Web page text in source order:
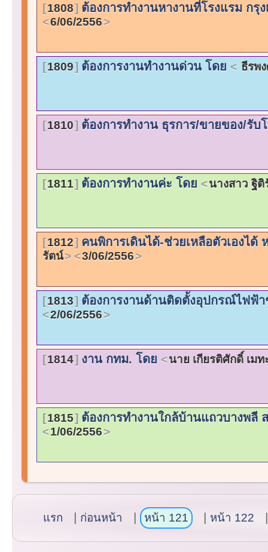
1808 ต้องการทำงานหางานที่โรงแรม กรุ
6/06/2556
1809 ต้องการงานทำงานด่วน โดย ธีรพ
1810 ต้องการทำงาน ธุรการ/ขายของ/รั
1811 ต้องการทำงานค่ะ โดย นางสาว ฐิติ
1812 คนพิการเดินได้-ช่วยเหลือตัวเองไ
รัตน์ 3/06/2556
1813 ต้องการงานด้านติดตั้งอุปกรณ์ไฟฟ้
2/06/2556
1814 งาน กทม. โดย นาย เกียรติศักดิ์ เมท
1815 ต้องการทำงานใกล้บ้านแถวบางพลี
1/06/2556
แรก ก่อนหน้า หน้า 121 หน้า 122